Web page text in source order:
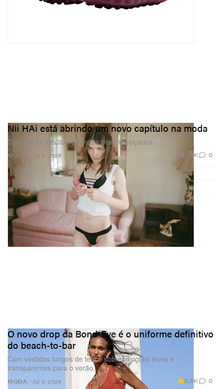
MODA
Nii HAi está abrindo um novo capítulo na moda
Com peças inéditas de moda praia e calçados.
Jul 6, 2026 1.8K 0
MODA
O novo drop da Bond-Eye é o uniforme definitivo
do beach-to-bar
Com vestidos longos de tela e sobreposições leves e
transparentes para o verão.
Jul 3, 2026 8.6K 0